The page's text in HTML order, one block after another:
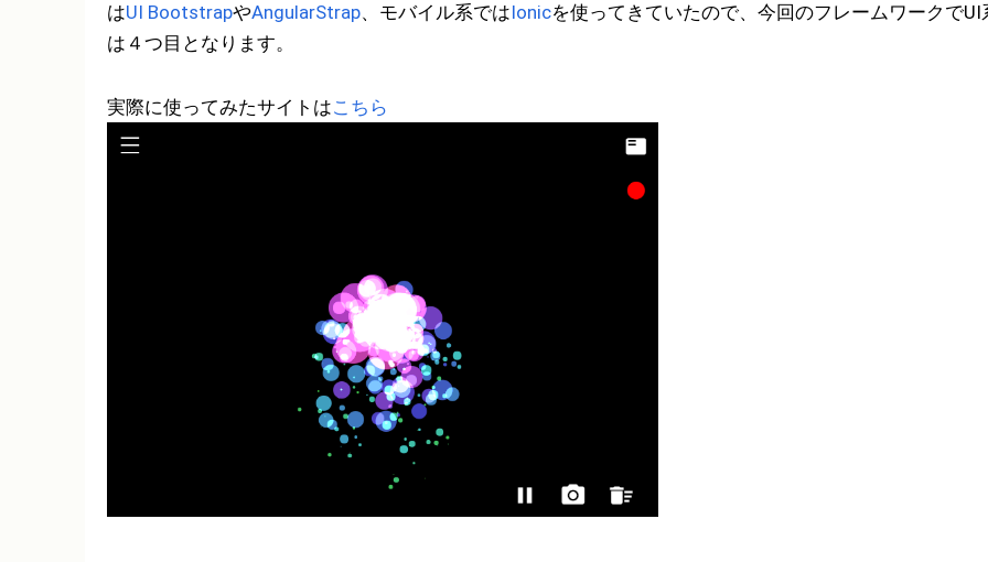
はUI BootstrapやAngularStrap、モバイル系ではIonicを使ってきていたので、今回のフレームワークでUI
は４つ目となります。
実際に使ってみたサイトはこちら